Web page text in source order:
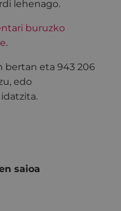
lehenago.
buruzko
.
bertan eta 943 206
edo
saioa